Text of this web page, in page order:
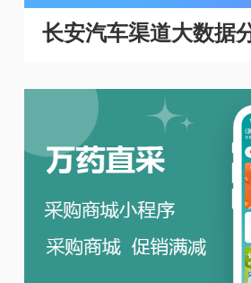
长安汽车渠道大数据